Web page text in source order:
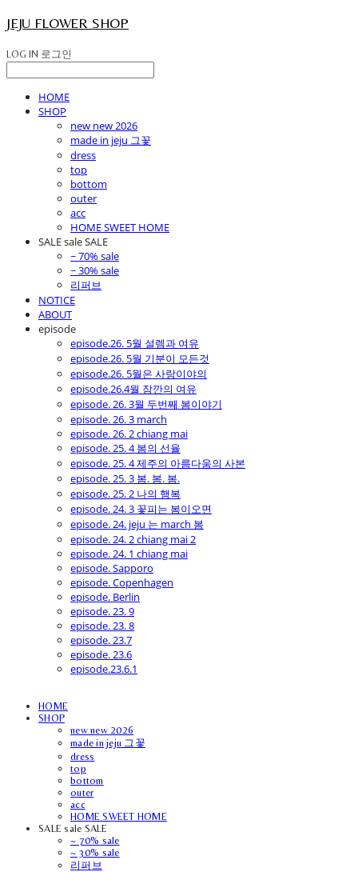
JEJU FLOWER SHOP
LOG IN 로그인
HOME
SHOP
new new 2026
made in jeju 그꽃
dress
top
bottom
outer
acc
HOME SWEET HOME
SALE sale SALE
~ 70% sale
~ 30% sale
리퍼브
NOTICE
ABOUT
episode
episode.26. 5월 설렘과 여유
episode.26. 5월 기분이 모든것
episode.26. 5월은 사랑이야의
episode.26.4월 잠깐의 여유
episode. 26. 3월 두번째 봄이야기
episode. 26. 3 march
episode. 26. 2 chiang mai
episode. 25. 4 봄의 선율
episode. 25. 4 제주의 아름다움의 사본
episode. 25. 3 봄. 봄. 봄.
episode. 25. 2 나의 행복
episode. 24. 3 꽃피는 봄이오면
episode. 24. jeju 는 march 봄
episode. 24. 2 chiang mai 2
episode. 24. 1 chiang mai
episode. Sapporo
episode. Copenhagen
episode. Berlin
episode. 23. 9
episode. 23. 8
episode. 23.7
episode. 23.6
episode.23.6.1
HOME
SHOP
new new 2026
made in jeju 그꽃
dress
top
bottom
outer
acc
HOME SWEET HOME
SALE sale SALE
~ 70% sale
~ 30% sale
리퍼브